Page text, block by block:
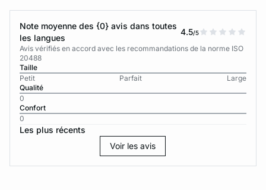
Note moyenne des {0} avis dans toutes
les langues
4.5/5
Avis vérifiés en accord avec les recommandations de la norme ISO
20488
Taille
Petit
Parfait
Large
Qualité
0
Confort
0
Les plus récents
Voir les avis